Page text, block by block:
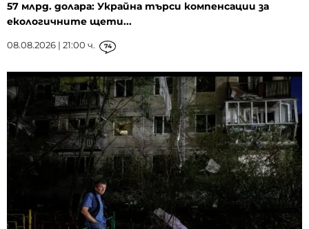
57 млрд. долара: Украйна търси компенсации за
екологичните щети...
08.08.2026 | 21:00 ч. 74